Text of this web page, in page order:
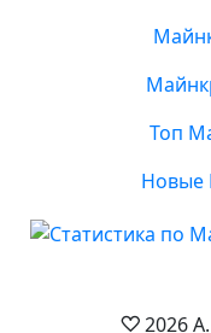
Топ
Новые
2026